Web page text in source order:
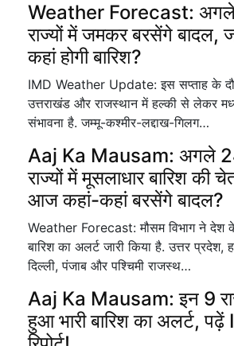
Weather Forecast:
राज्यों में जमकर बरसेंगे
कहां होगी बारिश?
IMD Weather Update: इस सप्ताह के
उत्तराखंड और राजस्थान में हल्की से लेकर
संभावना है. जम्मू-कश्मीर-लद्दाख-गिलग…
Aaj Ka Mausam: अगले
राज्यों में मूसलाधार बारिश की
आज कहां-कहां बरसेंगे बादल?
Weather Forecast: मौसम विभाग ने देश के
बारिश का अलर्ट जारी किया है. उत्तर प्रदेश,
दिल्ली, पंजाब और पश्चिमी राजस्थ…
Aaj Ka Mausam: इन 9
हुआ भारी बारिश का अलर्ट,